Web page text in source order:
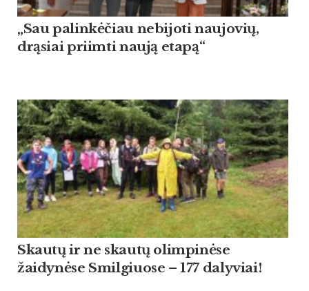
„Sau palinkėčiau nebijoti naujovių,
drąsiai priimti naują etapą“
Skautų ir ne skautų olimpinėse
žaidynėse Smilgiuose – 177 dalyviai!